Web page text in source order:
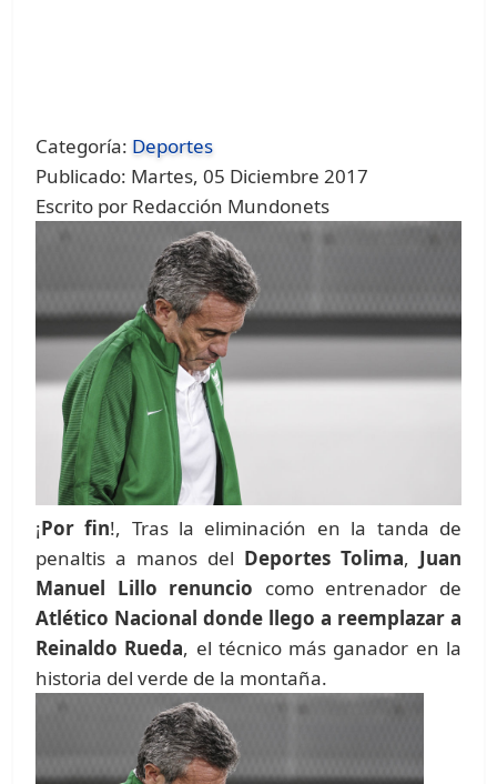
Categoría: Deportes
Publicado: Martes, 05 Diciembre 2017
Escrito por Redacción Mundonets
¡Por fin!, Tras la eliminación en la tanda de
penaltis a manos del Deportes Tolima, Juan
Manuel Lillo renuncio como entrenador de
Atlético Nacional donde llego a reemplazar a
Reinaldo Rueda, el técnico más ganador en la
historia del verde de la montaña.